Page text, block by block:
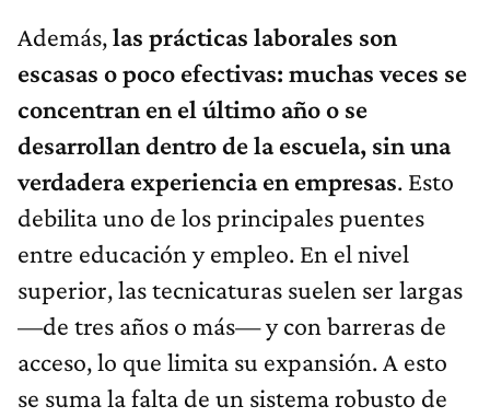
Además,las prácticas laborales son
escasas o poco efectivas: muchas veces se
concentran en el último año o se
desarrollan dentro de la escuela, sin una
verdadera experiencia en empresas. Esto
debilita uno de los principales puentes
entre educación y empleo. En el nivel
superior, las tecnicaturas suelen ser largas
—de tres años o más— y con barreras de
acceso, lo que limita su expansión. A esto
se suma la falta de un sistema robusto de